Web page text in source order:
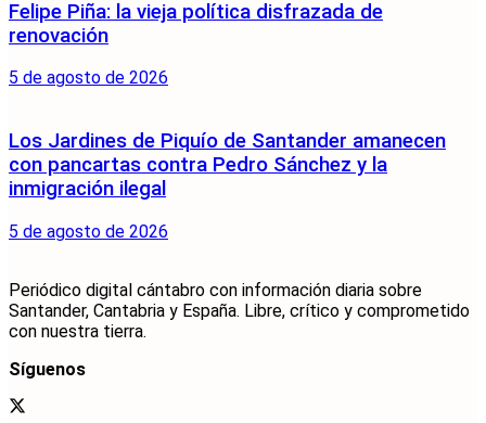
Felipe Piña: la vieja política disfrazada de
renovación
5 de agosto de 2026
Los Jardines de Piquío de Santander amanecen
con pancartas contra Pedro Sánchez y la
inmigración ilegal
5 de agosto de 2026
Periódico digital cántabro con información diaria sobre
Santander, Cantabria y España. Libre, crítico y comprometido
con nuestra tierra.
Síguenos